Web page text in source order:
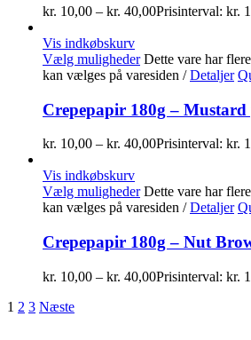
kr. 10,00 – kr. 40,00Prisinterval: kr.
Vis indkøbskurv
Vælg muligheder Dette vare har
kan vælges på varesiden / Detaljer
Crepepapir 180g – Mustard
kr. 10,00 – kr. 40,00Prisinterval: kr.
Vis indkøbskurv
Vælg muligheder Dette vare har
kan vælges på varesiden / Detaljer
Crepepapir 180g – Nut
kr. 10,00 – kr. 40,00Prisinterval: kr.
1 2 3 Næste